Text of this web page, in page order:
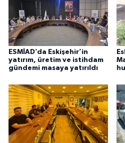
ESMİAD’da Eskişehir’in
yatırım, üretim ve istihdam
gündemi masaya yatırıldı